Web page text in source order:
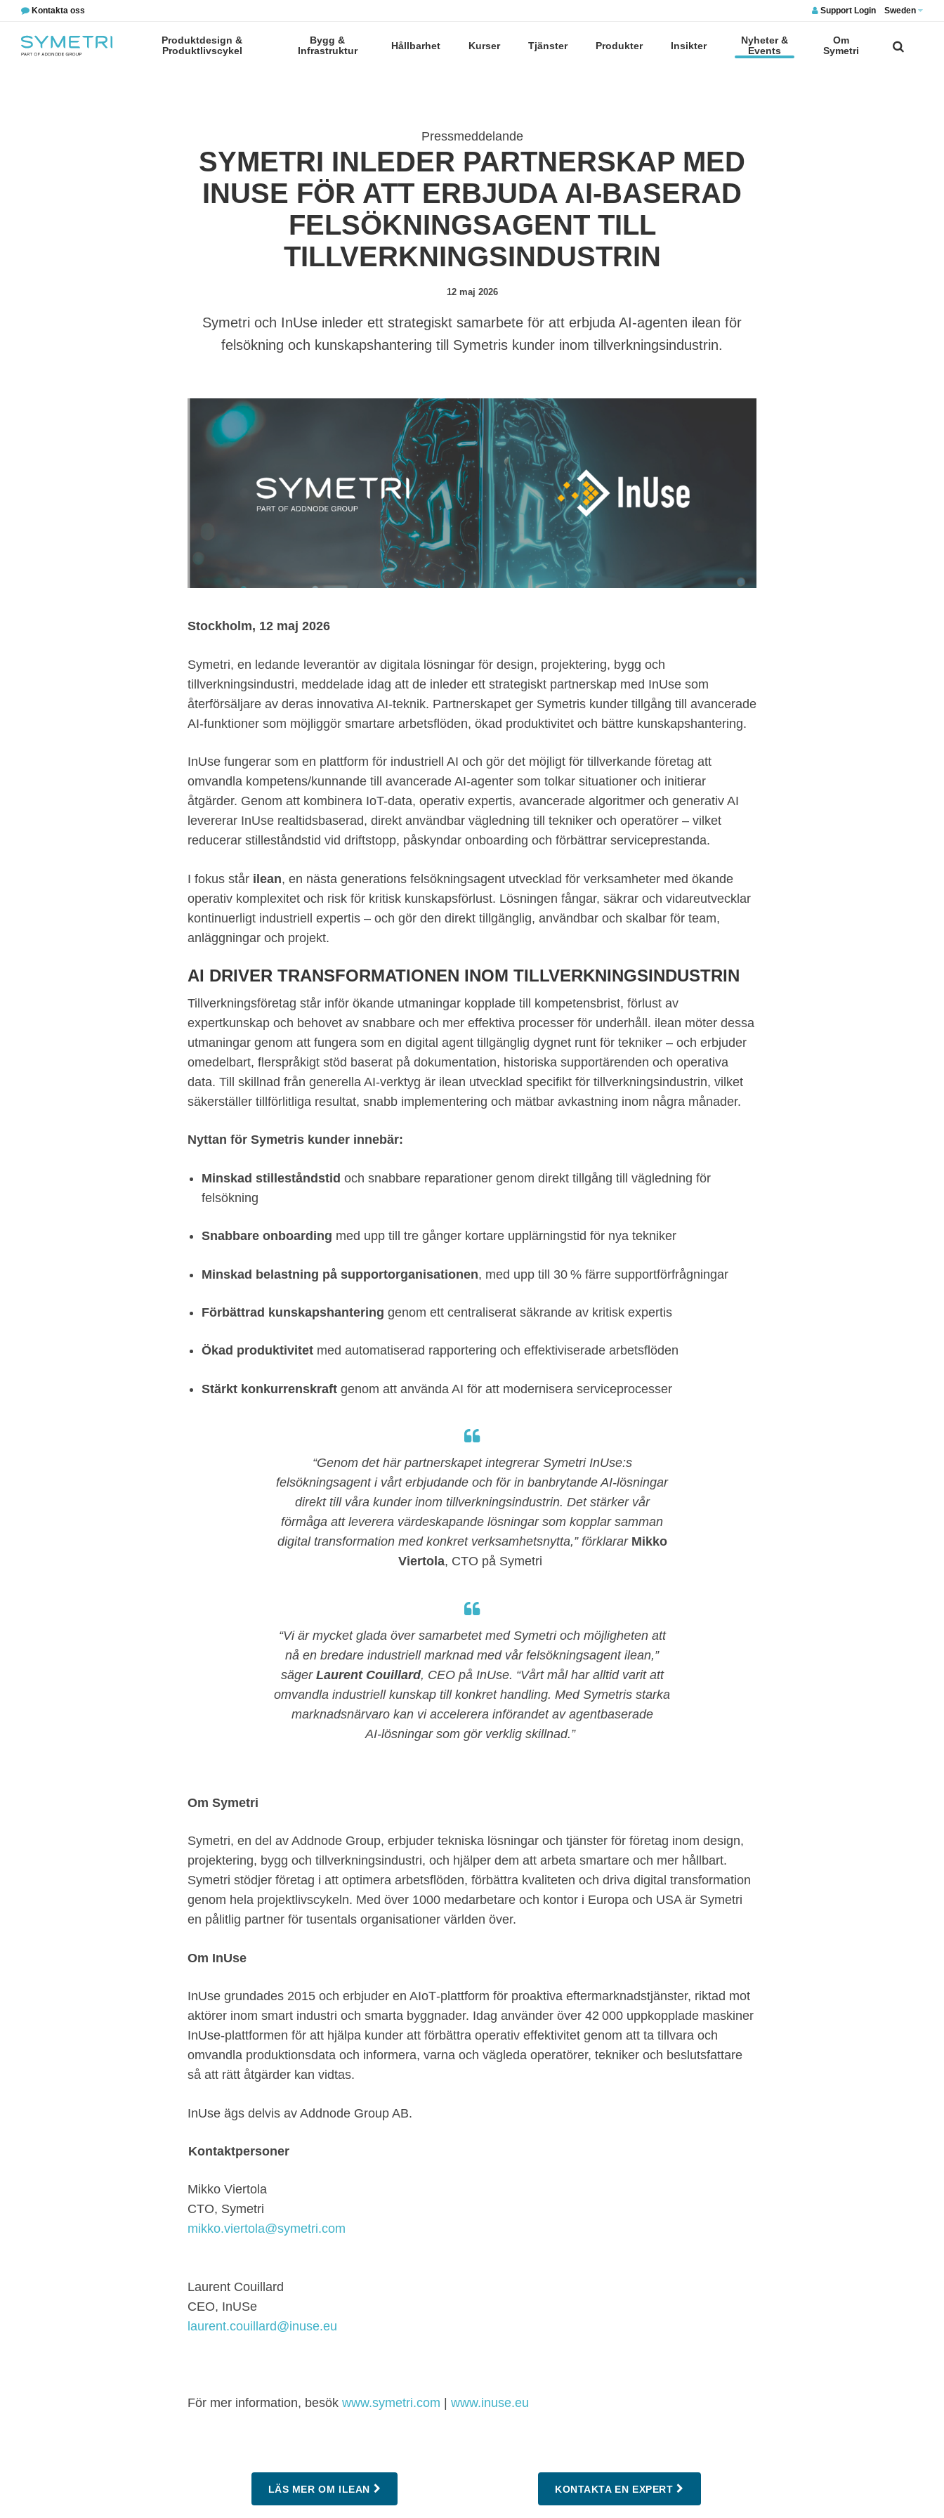
Kontakta oss Support Login Sweden
Produktdesign &
Produktlivscykel
Bygg &
Infrastruktur
Hållbarhet Kurser Tjänster Produkter Insikter
Nyheter &
Events
Om
Symetri
Pressmeddelande
SYMETRI INLEDER PARTNERSKAP MED
INUSE FÖR ATT ERBJUDA AI‑BASERAD
FELSÖKNINGSAGENT TILL
TILLVERKNINGSINDUSTRIN
12 maj 2026
Symetri och InUse inleder ett strategiskt samarbete för att erbjuda AI‑agenten ilean för
felsökning och kunskapshantering till Symetris kunder inom tillverkningsindustrin.
Stockholm, 12 maj 2026
Symetri, en ledande leverantör av digitala lösningar för design, projektering, bygg och
tillverkningsindustri, meddelade idag att de inleder ett strategiskt partnerskap med InUse som
återförsäljare av deras innovativa AI‑teknik. Partnerskapet ger Symetris kunder tillgång till avancerade
AI‑funktioner som möjliggör smartare arbetsflöden, ökad produktivitet och bättre kunskapshantering.
InUse fungerar som en plattform för industriell AI och gör det möjligt för tillverkande företag att
omvandla kompetens/kunnande till avancerade AI-agenter som tolkar situationer och initierar
åtgärder. Genom att kombinera IoT-data, operativ expertis, avancerade algoritmer och generativ AI
levererar InUse realtidsbaserad, direkt användbar vägledning till tekniker och operatörer – vilket
reducerar stilleståndstid vid driftstopp, påskyndar onboarding och förbättrar serviceprestanda.
I fokus står ilean, en nästa generations felsökningsagent utvecklad för verksamheter med ökande
operativ komplexitet och risk för kritisk kunskapsförlust. Lösningen fångar, säkrar och vidareutvecklar
kontinuerligt industriell expertis – och gör den direkt tillgänglig, användbar och skalbar för team,
anläggningar och projekt.
AI DRIVER TRANSFORMATIONEN INOM TILLVERKNINGSINDUSTRIN
Tillverkningsföretag står inför ökande utmaningar kopplade till kompetensbrist, förlust av
expertkunskap och behovet av snabbare och mer effektiva processer för underhåll. ilean möter dessa
utmaningar genom att fungera som en digital agent tillgänglig dygnet runt för tekniker – och erbjuder
omedelbart, flerspråkigt stöd baserat på dokumentation, historiska supportärenden och operativa
data. Till skillnad från generella AI‑verktyg är ilean utvecklad specifikt för tillverkningsindustrin, vilket
säkerställer tillförlitliga resultat, snabb implementering och mätbar avkastning inom några månader.
Nyttan för Symetris kunder innebär:
Minskad stilleståndstid och snabbare reparationer genom direkt tillgång till vägledning för
felsökning
Snabbare onboarding med upp till tre gånger kortare upplärningstid för nya tekniker
Minskad belastning på supportorganisationen, med upp till 30 % färre supportförfrågningar
Förbättrad kunskapshantering genom ett centraliserat säkrande av kritisk expertis
Ökad produktivitet med automatiserad rapportering och effektiviserade arbetsflöden
Stärkt konkurrenskraft genom att använda AI för att modernisera serviceprocesser
“Genom det här partnerskapet integrerar Symetri InUse:s
felsökningsagent i vårt erbjudande och för in banbrytande AI‑lösningar
direkt till våra kunder inom tillverkningsindustrin. Det stärker vår
förmåga att leverera värdeskapande lösningar som kopplar samman
digital transformation med konkret verksamhetsnytta,”förklarar Mikko
Viertola, CTO på Symetri
“Vi är mycket glada över samarbetet med Symetri och möjligheten att
nå en bredare industriell marknad med vår felsökningsagent ilean,”
säger Laurent Couillard, CEO på InUse. “Vårt mål har alltid varit att
omvandla industriell kunskap till konkret handling. Med Symetris starka
marknadsnärvaro kan vi accelerera införandet av agentbaserade
AI‑lösningar som gör verklig skillnad.”
Om Symetri
Symetri, en del av Addnode Group, erbjuder tekniska lösningar och tjänster för företag inom design,
projektering, bygg och tillverkningsindustri, och hjälper dem att arbeta smartare och mer hållbart.
Symetri stödjer företag i att optimera arbetsflöden, förbättra kvaliteten och driva digital transformation
genom hela projektlivscykeln. Med över 1000 medarbetare och kontor i Europa och USA är Symetri
en pålitlig partner för tusentals organisationer världen över.
Om InUse
InUse grundades 2015 och erbjuder en AIoT‑plattform för proaktiva eftermarknadstjänster, riktad mot
aktörer inom smart industri och smarta byggnader. Idag använder över 42 000 uppkopplade maskiner
InUse‑plattformen för att hjälpa kunder att förbättra operativ effektivitet genom att ta tillvara och
omvandla produktionsdata och informera, varna och vägleda operatörer, tekniker och beslutsfattare
så att rätt åtgärder kan vidtas.
InUse ägs delvis av Addnode Group AB.
Kontaktpersoner
Mikko Viertola
CTO, Symetri
mikko.viertola@symetri.com
Laurent Couillard
CEO, InUSe
laurent.couillard@inuse.eu
För mer information, besök www.symetri.com | www.inuse.eu
LÄS MER OM ILEAN KONTAKTA EN EXPERT